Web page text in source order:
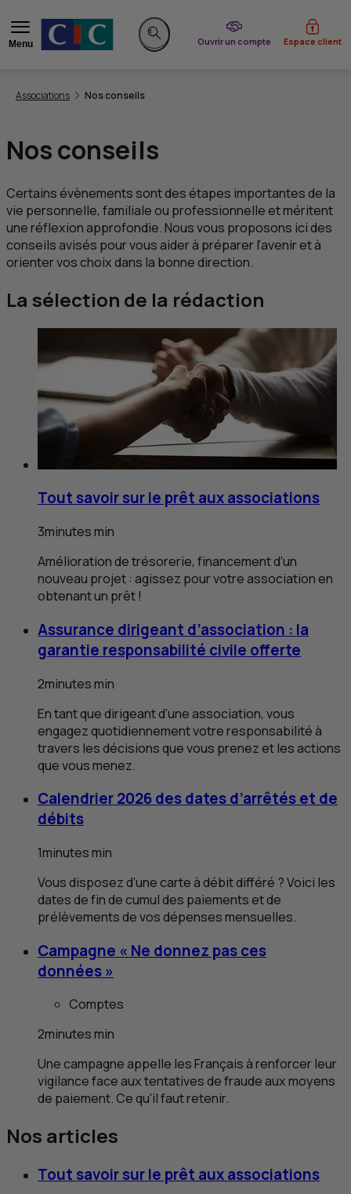
Menu
Rechercher sur le site
Ouvrir un compte
du CIC Espace client
Associations Nos conseils
Nos conseils
Certains évènements sont des étapes importantes de la
vie personnelle, familiale ou professionnelle et méritent
une réflexion approfondie. Nous vous proposons ici des
conseils avisés pour vous aider à préparer l’avenir et à
orienter vos choix dans la bonne direction.
La sélection de la rédaction
Tout savoir sur le prêt aux associations
3minutesmin
Amélioration de trésorerie, financement d’un
nouveau projet : agissez pour votre association en
obtenant un prêt !
Assurance dirigeant d’association : la
garantie responsabilité civile offerte
2minutesmin
En tant que dirigeant d’une association, vous
engagez quotidiennement votre responsabilité à
travers les décisions que vous prenez et les actions
que vous menez.
Calendrier 2026 des dates d’arrêtés et de
débits
1minutesmin
Vous disposez d’une carte à débit différé ? Voici les
dates de fin de cumul des paiements et de
prélèvements de vos dépenses mensuelles.
Campagne « Ne donnez pas ces
données »
Comptes
2minutesmin
Une campagne appelle les Français à renforcer leur
vigilance face aux tentatives de fraude aux moyens
de paiement. Ce qu'il faut retenir.
Nos articles
Tout savoir sur le prêt aux associations